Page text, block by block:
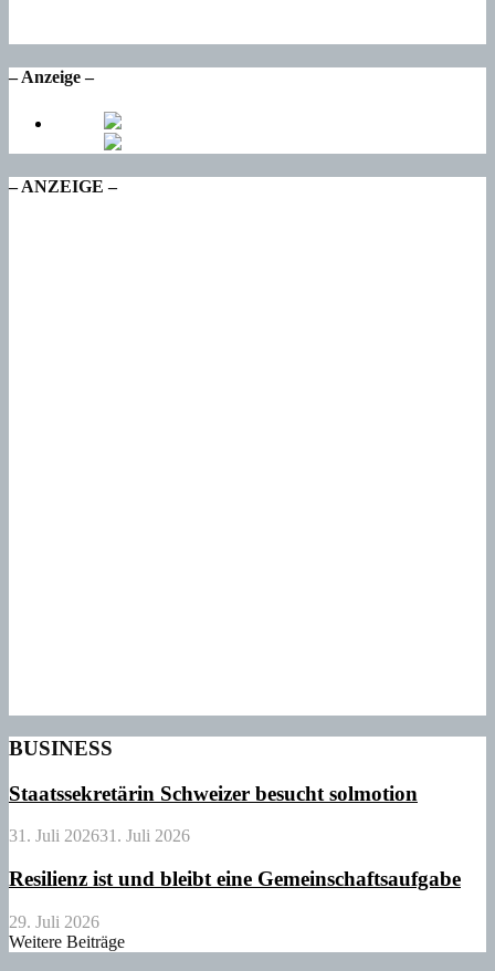
– Anzeige –
– ANZEIGE –
BUSINESS
Staatssekretärin Schweizer besucht solmotion
31. Juli 202631. Juli 2026
Resilienz ist und bleibt eine Gemeinschaftsaufgabe
29. Juli 2026
Weitere Beiträge